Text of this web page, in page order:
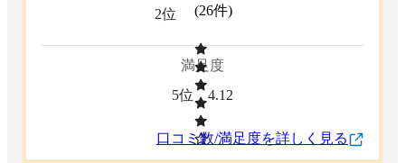
2位
(26件)
満足度
5位
4.12
口コミ数/満足度を詳しく見る